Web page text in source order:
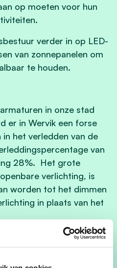
op moeten voor hun
verder in op LED-
van zonnepanelen om
te houden.
in onze stad
er in Wervik een forse
het verledden van de
van
28%. Het grote
verlichting, is
worden tot het dimmen
in plaats van het
van de verlichting als
slechts mogelijk voor
verlichting. Dit is